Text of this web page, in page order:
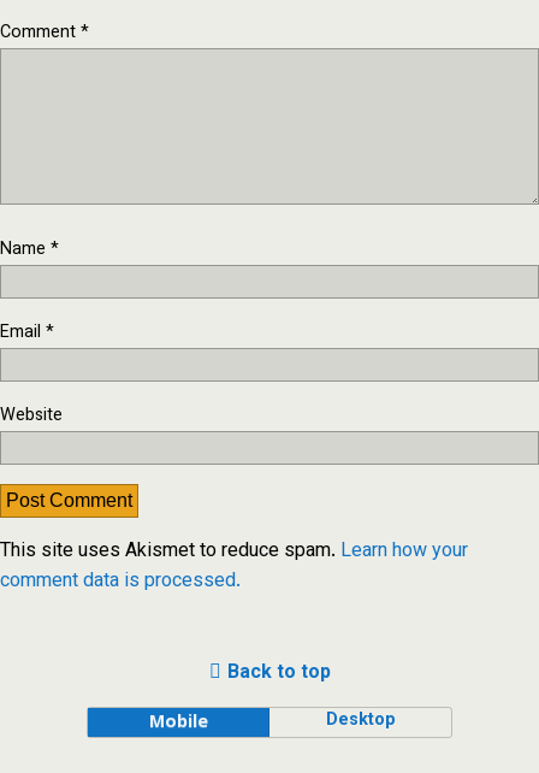
Comment*
Name *
Email *
Website
This site uses Akismet to reduce spam. Learn how your
comment data is processed.
Back to top
Mobile Desktop